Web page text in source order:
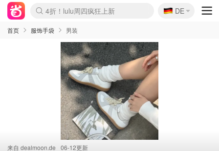
Boticinal 夏促开抢！
4折！lulu周四疯狂上新
还没结束！&OtherStories大促
Joybuy变相75折 随时失效
速领！Stanley独家85折
疑似霸哥！Camper额外叠85折
Zalando 奥莱闪促！每日更新
Moncler反季囤！5折起+叠9折
Coach Brooklyn仅€192
🇩🇪
DE
首页 服饰手袋 男装
来自 dealmoon.de 06-12更新